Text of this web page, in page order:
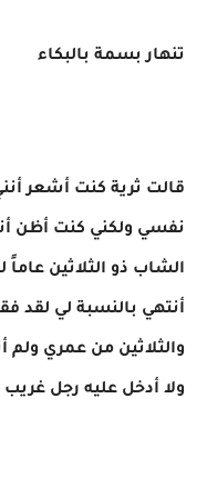
تنهار بسمة بالبكاء
قالت ثرية كنت أشعر
نفسي ولكني كنت أظن
الشاب ذو الثلاثين
أنتهي بالنسبة لي لقد
والثلاثين من عمري ولم
ولا أدخل عليه رجل غريب